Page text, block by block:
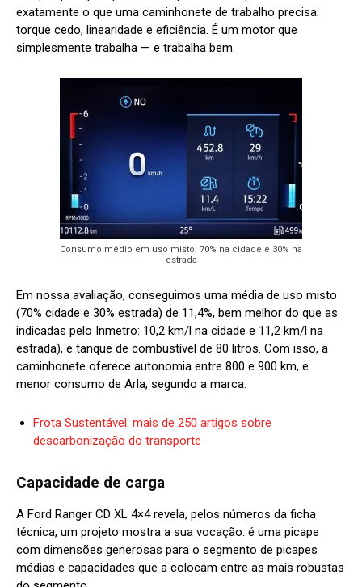
exatamente o que uma caminhonete de trabalho precisa:
torque cedo, linearidade e eficiência. É um motor que
simplesmente trabalha — e trabalha bem.
Consumo médio em uso misto: 70% na cidade e 30% na
estrada
Em nossa avaliação, conseguimos uma média de uso misto
(70% cidade e 30% estrada) de 11,4%, bem melhor do que as
indicadas pelo Inmetro: 10,2 km/l na cidade e 11,2 km/l na
estrada), e tanque de combustível de 80 litros. Com isso, a
caminhonete oferece autonomia entre 800 e 900 km, e
menor consumo de Arla, segundo a marca.
Frota Sustentável: mais de 250 artigos sobre
descarbonização do transporte
Capacidade de carga
A Ford Ranger CD XL 4×4 revela, pelos números da ficha
técnica, um projeto mostra a sua vocação: é uma picape
com dimensões generosas para o segmento de picapes
médias e capacidades que a colocam entre as mais robustas